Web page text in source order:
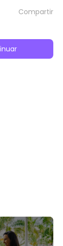
Compartir